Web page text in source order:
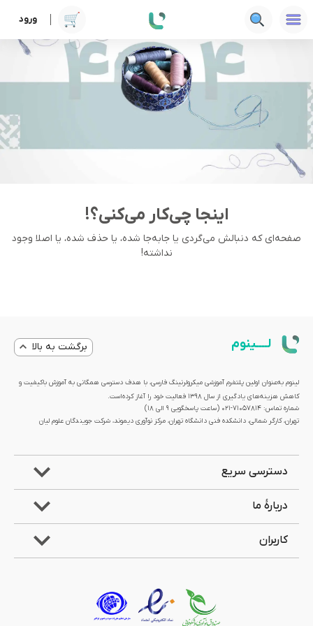
ورود
اینجا چی‌کار می‌کنی؟!
صفحه‌ای که دنبالش می‌گردی یا جا‌به‌جا شده، یا حذف شده، یا اصلا وجود
نداشته!
لــــینوم برگشت به بالا
لینوم به‌عنوان اولین پلتفرم آموزشی میکرولرنینگ فارسی، با هدف دسترسی همگانی به آموزش باکیفیت و
کاهش هزینه‌های یادگیری از سال 1398 فعالیت خود را آغاز کرده‌است.
شماره تماس: 71057814-021 (ساعت پاسخگویی ۹ الی ۱۸)
تهران، کارگر شمالی، دانشکده فنی دانشگاه تهران، مرکز نوآوری دیموند، شرکت جویندگان علوم لیان
دسترسی سریع
دربارۀ ما
کاربران